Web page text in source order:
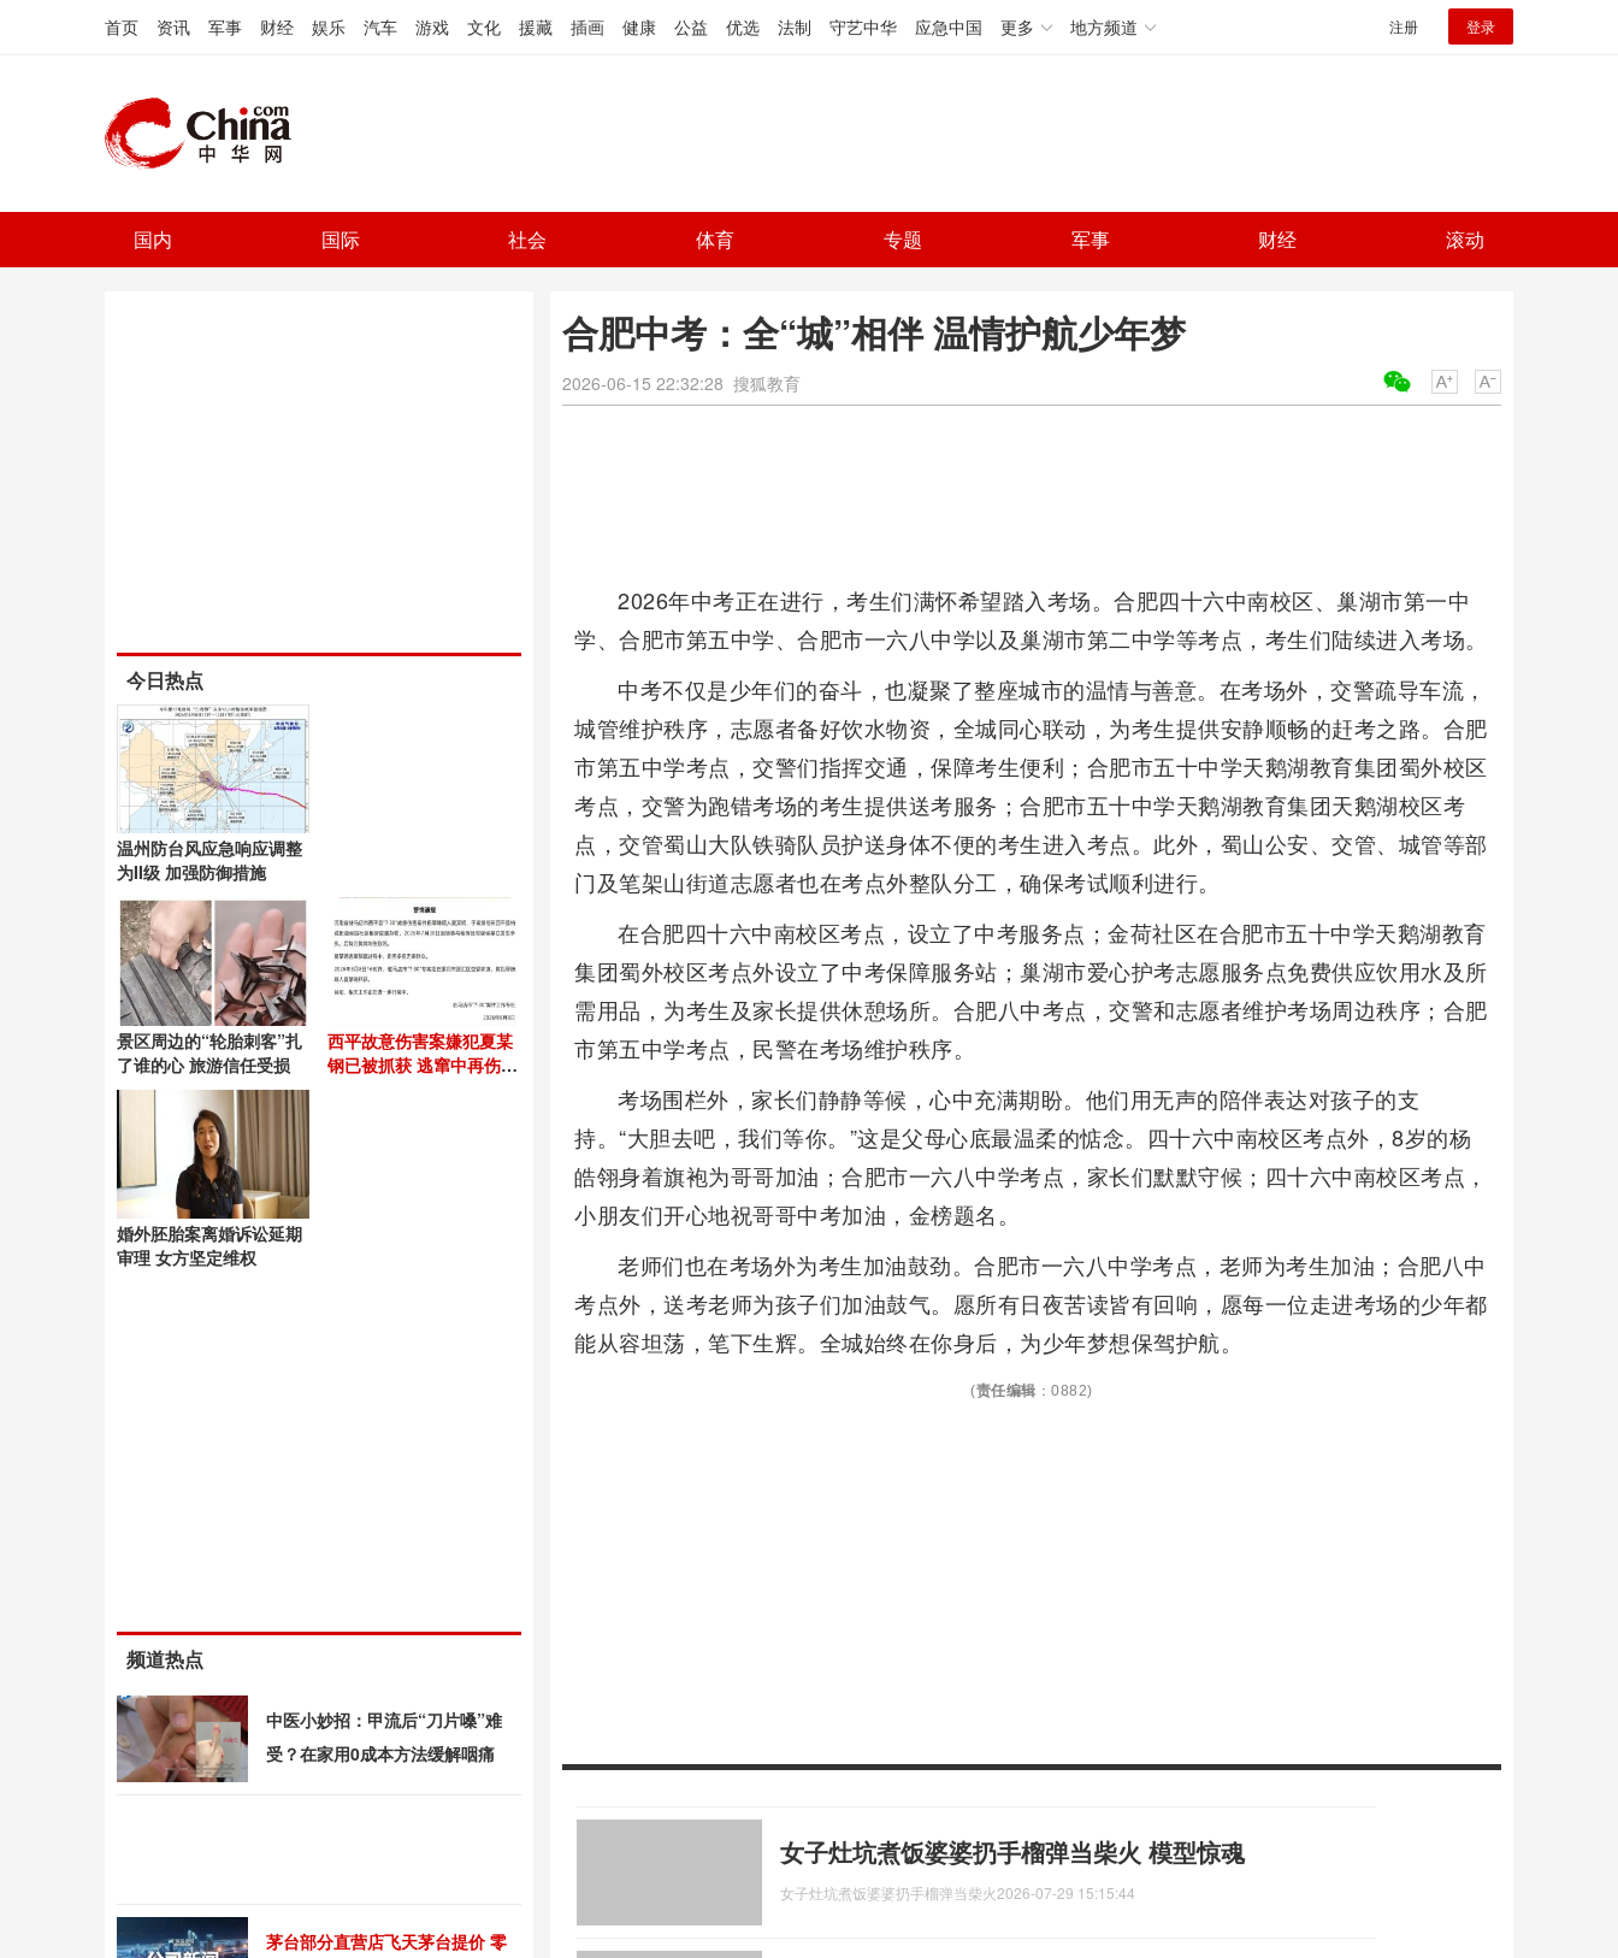
首页 资讯 军事 财经 娱乐 汽车 游戏 文化 援藏 插画 健康 公益 优选 法制 守艺中华 应急中国 更多 地方频道 注册 登录
国内 国际 社会 体育 专题 军事 财经 滚动
合肥中考：全“城”相伴 温情护航少年梦
2026-06-15 22:32:28 搜狐教育
2026年中考正在进行，考生们满怀希望踏入考场。合肥四十六中南校区、巢湖市第一中
学、合肥市第五中学、合肥市一六八中学以及巢湖市第二中学等考点，考生们陆续进入考场。
中考不仅是少年们的奋斗，也凝聚了整座城市的温情与善意。在考场外，交警疏导车流，
城管维护秩序，志愿者备好饮水物资，全城同心联动，为考生提供安静顺畅的赶考之路。合肥
市第五中学考点，交警们指挥交通，保障考生便利；合肥市五十中学天鹅湖教育集团蜀外校区
考点，交警为跑错考场的考生提供送考服务；合肥市五十中学天鹅湖教育集团天鹅湖校区考
点，交管蜀山大队铁骑队员护送身体不便的考生进入考点。此外，蜀山公安、交管、城管等部
门及笔架山街道志愿者也在考点外整队分工，确保考试顺利进行。
在合肥四十六中南校区考点，设立了中考服务点；金荷社区在合肥市五十中学天鹅湖教育
集团蜀外校区考点外设立了中考保障服务站；巢湖市爱心护考志愿服务点免费供应饮用水及所
需用品，为考生及家长提供休憩场所。合肥八中考点，交警和志愿者维护考场周边秩序；合肥
市第五中学考点，民警在考场维护秩序。
考场围栏外，家长们静静等候，心中充满期盼。他们用无声的陪伴表达对孩子的支
持。“大胆去吧，我们等你。”这是父母心底最温柔的惦念。四十六中南校区考点外，8岁的杨
皓翎身着旗袍为哥哥加油；合肥市一六八中学考点，家长们默默守候；四十六中南校区考点，
小朋友们开心地祝哥哥中考加油，金榜题名。
老师们也在考场外为考生加油鼓劲。合肥市一六八中学考点，老师为考生加油；合肥八中
考点外，送考老师为孩子们加油鼓气。愿所有日夜苦读皆有回响，愿每一位走进考场的少年都
能从容坦荡，笔下生辉。全城始终在你身后，为少年梦想保驾护航。
(责任编辑 ：0882)
女子灶坑煮饭婆婆扔手榴弹当柴火 模型惊魂
女子灶坑煮饭婆婆扔手榴弹当柴火2026-07-29 15:15:44
今日热点
温州防台风应急响应调整
为II级 加强防御措施
景区周边的“轮胎刺客”扎
了谁的心 旅游信任受损
西平故意伤害案嫌犯夏某
钢已被抓获 逃窜中再伤无
婚外胚胎案离婚诉讼延期
审理 女方坚定维权
频道热点
中医小妙招：甲流后“刀片嗓”难
受？在家用0成本方法缓解咽痛
茅台部分直营店飞天茅台提价 零